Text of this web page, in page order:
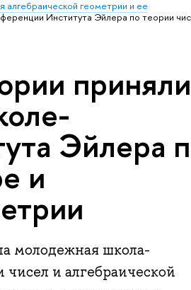
алгебраической геометрии и ее
Института Эйлера по теории
приняли
Эйлера
и
молодежная школа-
и алгебраической